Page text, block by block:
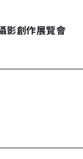
影創作展覽會